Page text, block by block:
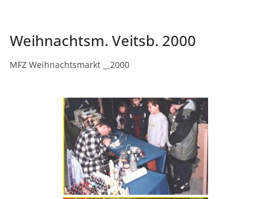
Weihnachtsm. Veitsb. 2000
MFZ Weihnachtsmarkt __2000